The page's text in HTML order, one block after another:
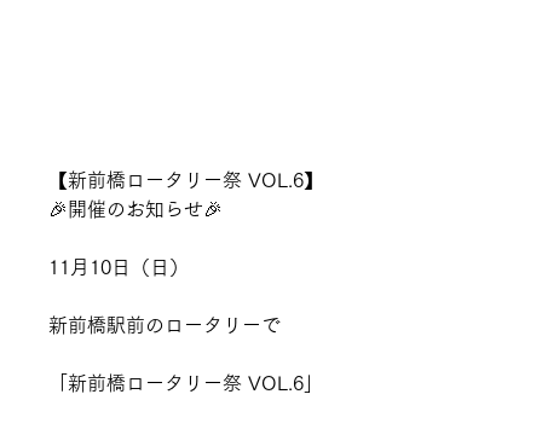
【新前橋ロータリー祭 VOL.6】
🎉開催のお知らせ🎉
11月10日（日）
新前橋駅前のロータリーで
「新前橋ロータリー祭 VOL.6」